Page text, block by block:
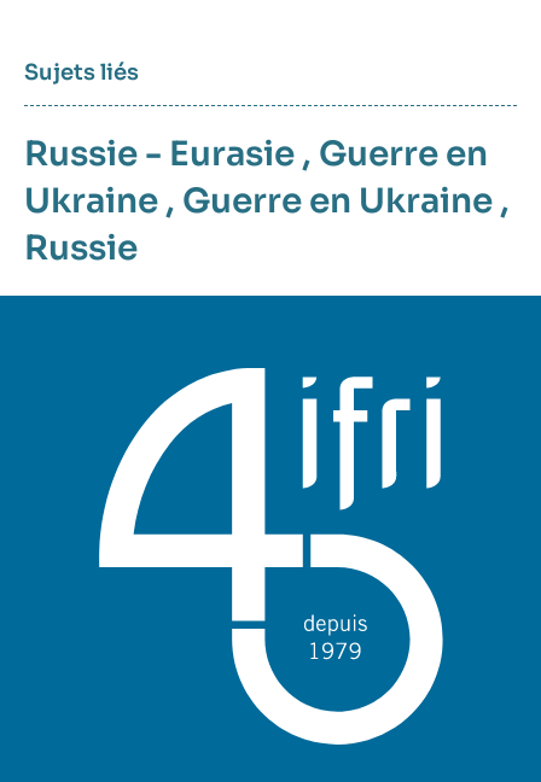
Sujets liés
Russie - Eurasie , Guerre en
Ukraine , Guerre en Ukraine ,
Russie